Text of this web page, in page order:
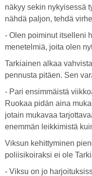
näkyy sekin nykyisessä
nähdä paljon, tehdä
- Olen poiminut itselleni
menetelmiä, joita olen
Tarkiainen alkaa
pennusta pitäen. Sen
- Pari ensimmäistä
Ruokaa pidän aina
jotain mukavaa
enemmän leikkimistä
Viksun kehittyminen
poliisikoiraksi ei ole
- Viksu on jo